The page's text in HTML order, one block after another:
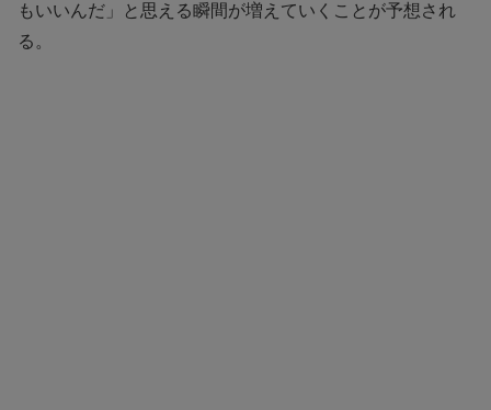
もいいんだ」と思える瞬間が増えていくことが予想され
る。